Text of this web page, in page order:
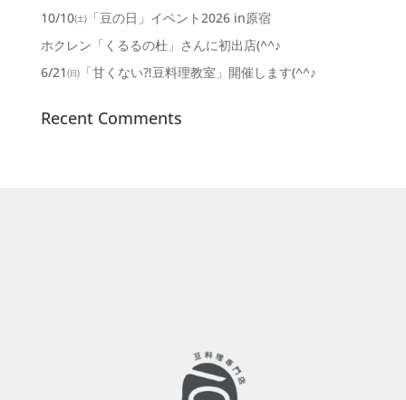
10/10㈯「豆の日」イベント2026 in原宿
ホクレン「くるるの杜」さんに初出店(^^♪
6/21㈰「甘くない⁈豆料理教室」開催します(^^♪
Recent Comments